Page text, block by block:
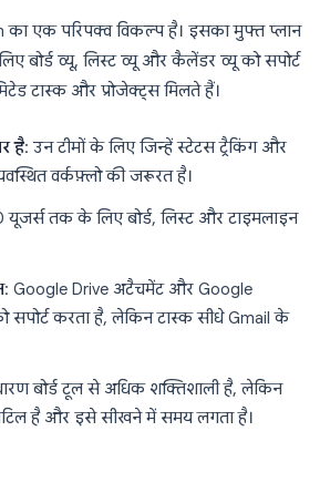
का एक परिपक्व विकल्प है। इसका मुफ्त प्लान
बोर्ड व्यू, लिस्ट व्यू और कैलेंडर व्यू को सपोर्ट
टास्क और प्रोजेक्ट्स मिलते हैं।
है: उन टीमों के लिए जिन्हें स्टेटस ट्रैकिंग और
वर्कफ़्लो की जरूरत है।
यूजर्स तक के लिए बोर्ड, लिस्ट और टाइमलाइन
: Google Drive अटैचमेंट और Google
सपोर्ट करता है, लेकिन टास्क सीधे Gmail के
बोर्ड टूल से अधिक शक्तिशाली है, लेकिन
है और इसे सीखने में समय लगता है।